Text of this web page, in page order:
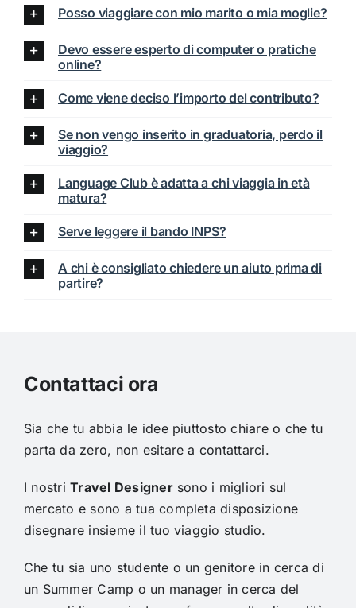
Posso viaggiare con mio marito o mia moglie?
Devo essere esperto di computer o pratiche
online?
Come viene deciso l’importo del contributo?
Se non vengo inserito in graduatoria, perdo il
viaggio?
Language Club è adatta a chi viaggia in età
matura?
Serve leggere il bando INPS?
A chi è consigliato chiedere un aiuto prima di
partire?
Contattaci ora
Sia che tu abbia le idee piuttosto chiare o che tu
parta da zero, non esitare a contattarci.
I nostriTravel Designersono i migliori sul
mercato e sono a tua completa disposizione
disegnare insieme il tuo viaggio studio.
Che tu sia uno studente o un genitore in cerca di
un Summer Camp o un manager in cerca del